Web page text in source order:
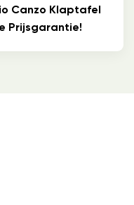
Canzo Klaptafel
Prijsgarantie!